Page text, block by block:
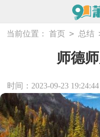
当前位置： 首页 > 总结
师德
时间：2023-09-23 19:24:44